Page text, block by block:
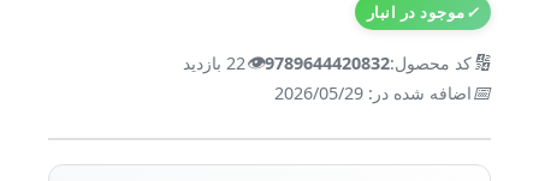
✓موجود در انبار
🔢کد محصول:9789644420832
👁️22 بازدید
📅اضافه شده در: 2026/05/29